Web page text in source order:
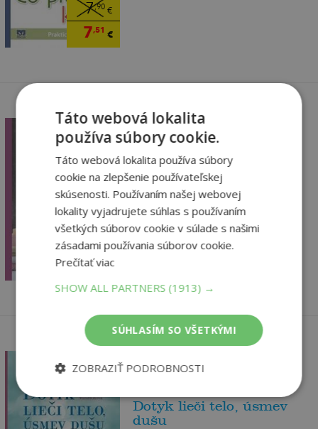
7,90€
7,51 €
7 €
7,51€
Dotyk lieči telo, úsmev
dušu
Mandžuková Jarmila
Vypredané
Dotyk lieči telo, úsmev
dušu
Táto webová lokalita
používa súbory cookie.
Táto webová lokalita používa súbory
cookie na zlepšenie používateľskej
skúsenosti. Používaním našej webovej
lokality vyjadrujete súhlas s používaním
všetkých súborov cookie v súlade s našimi
zásadami používania súborov cookie.
Prečítať viac
SHOW ALL PARTNERS (1913) →
SÚHLASÍM SO VŠETKÝMI
ZOBRAZIŤ PODROBNOSTI